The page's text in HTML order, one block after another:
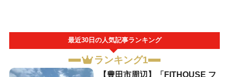
最近30日の人気記事ランキング
ランキング1
【豊田市周辺】「FITHOUSE フ